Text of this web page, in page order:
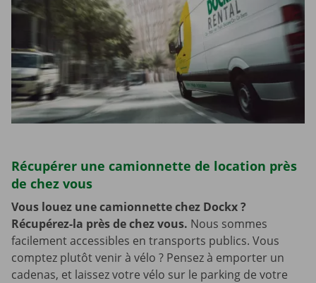
Récupérer une camionnette de location près
de chez vous
Vous louez une camionnette chez Dockx ?
Récupérez-la près de chez vous. Nous sommes
facilement accessibles en transports publics. Vous
comptez plutôt venir à vélo ? Pensez à emporter un
cadenas, et laissez votre vélo sur le parking de votre